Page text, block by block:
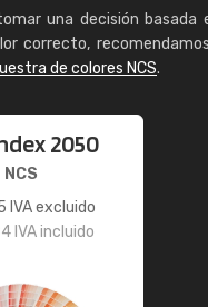
una decisión
correcto,
de colores NCS.
2050
NCS
IVA excluido
IVA incluido